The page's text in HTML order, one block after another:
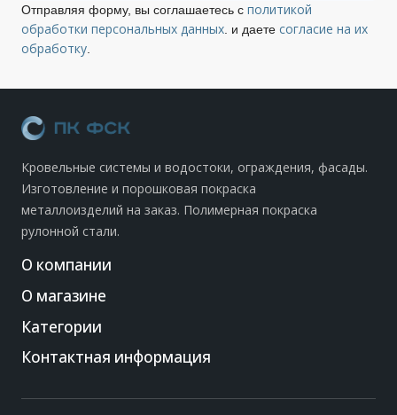
Отправляя форму, вы соглашаетесь с политикой
обработки персональных данных. и даете согласие на их
обработку.
Кровельные системы и водостоки, ограждения, фасады.
Изготовление и порошковая покраска
металлоизделий на заказ. Полимерная покраска
рулонной стали.
О компании
О магазине
Категории
Контактная информация